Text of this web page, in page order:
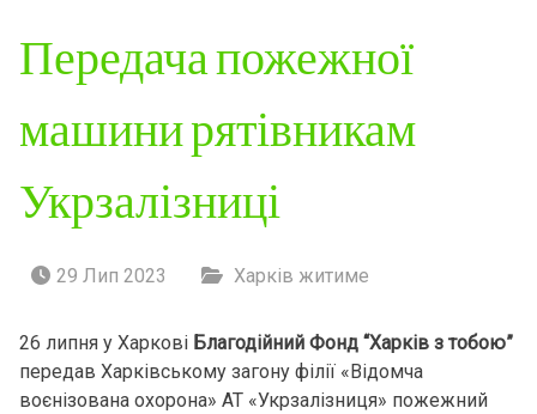
Передача пожежної
машини рятівникам
Укрзалізниці
29 Лип 2023 Харків житиме
26 липня у Харкові Благодійний Фонд “Харків з тобою”
передав Харківському загону філії «Відомча
воєнізована охорона» АТ «Укрзалізниця» пожежний